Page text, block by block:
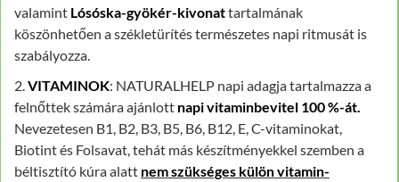
valamint Lósóska-gyökér-kivonattartalmának
köszönhetően a székletürítés természetes napi ritmusát is
szabályozza.
2.VITAMINOK: NATURALHELP napi adagja tartalmazza a
felnőttek számára ajánlott napi vitaminbevitel 100 %-át.
Nevezetesen B1, B2, B3, B5, B6, B12, E, C-vitaminokat,
Biotint és Folsavat, tehát más készítményekkel szemben a
béltisztító kúra alatt nem szükséges külön vitamin-